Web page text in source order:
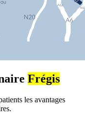
Frégis
les avantages